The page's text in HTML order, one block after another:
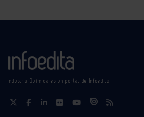
Industria Química es un portal de Infoedita